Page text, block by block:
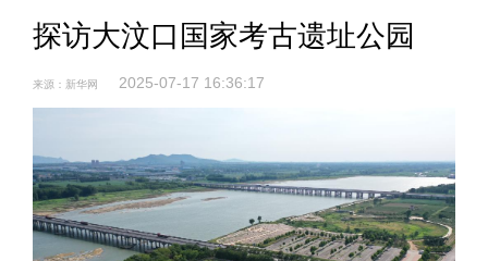
探访大汶口国家考古遗址公园
来源：新华网 2025-07-17 16:36:17